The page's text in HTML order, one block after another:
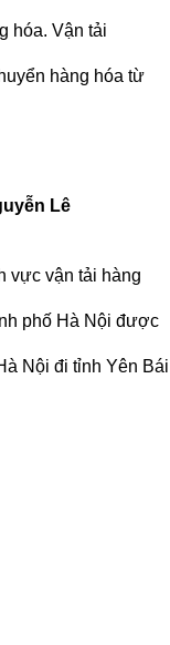
hóa. Vận tải
hàng hóa từ
Lê
vực vận tải hàng
phố Hà Nội được
Nội đi tỉnh Yên Bái